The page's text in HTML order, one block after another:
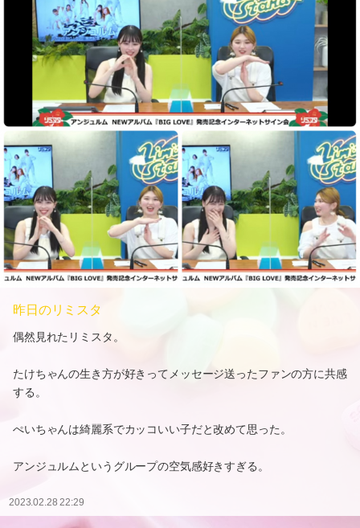
昨日のリミスタ
偶然見れたリミスタ。
たけちゃんの生き方が好きってメッセージ送ったファンの方に共感
する。
ぺいちゃんは綺麗系でカッコいい子だと改めて思った。
アンジュルムというグループの空気感好きすぎる。
2023.02.28 22:29